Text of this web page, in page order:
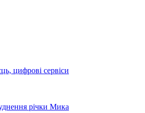
цифрові сервіси
річки Мика